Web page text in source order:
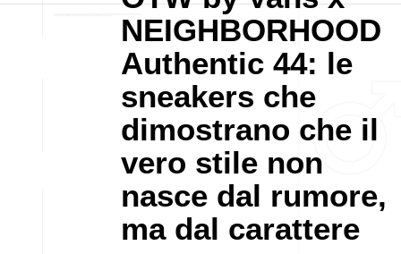
NEIGHBORHOOD
Authentic 44: le
sneakers che
dimostrano che il
vero stile non
nasce dal rumore,
ma dal carattere